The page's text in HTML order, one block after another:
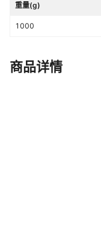
重量(g)
1000
商品详情